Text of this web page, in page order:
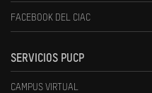
FACEBOOK DEL CIAC
SERVICIOS PUCP
CAMPUS VIRTUAL